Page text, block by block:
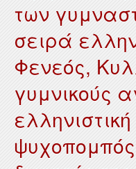
των
σειρά
Φενεός,
γυμνικούς